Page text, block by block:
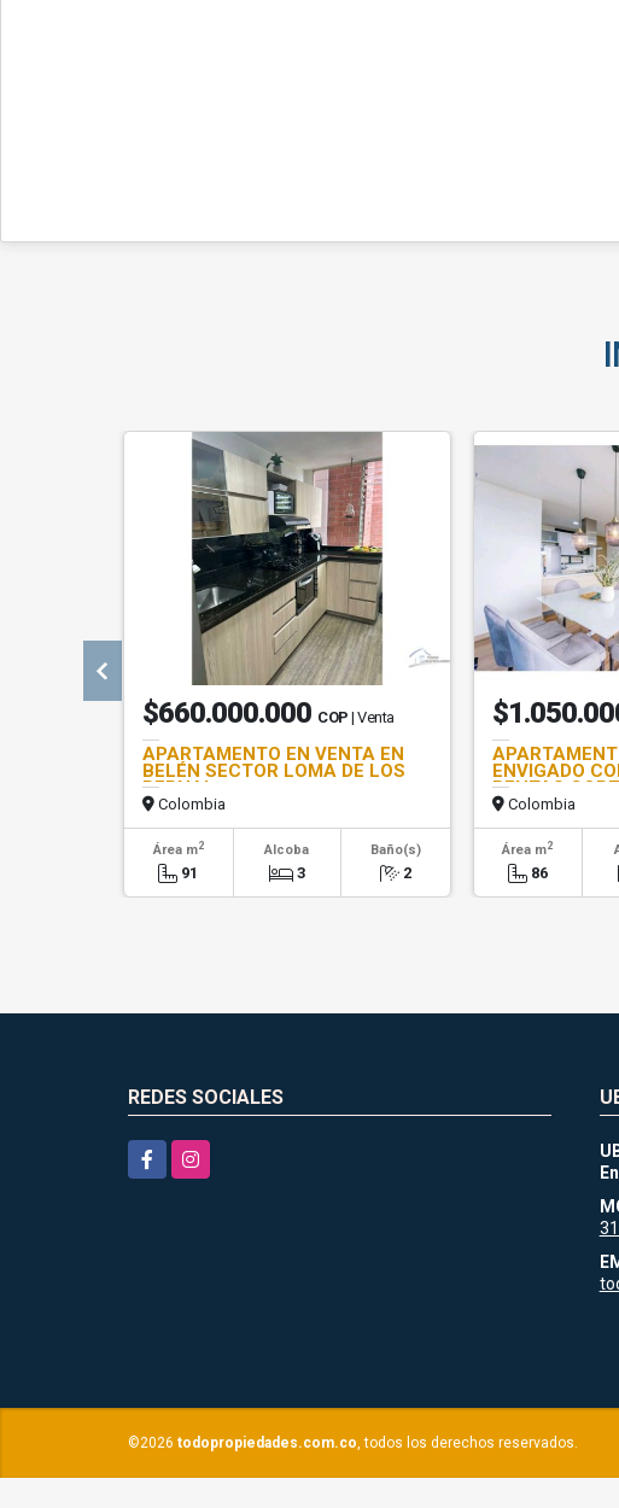
$660.000.000 COP | Venta
APARTAMENTO EN VENTA EN
BELÉN SECTOR LOMA DE LOS
BERNAL
Colombia
Área m2
91
Alcoba
3
Baño(s)
2
ENVIGADO
RENTAS
Colombia
Área m2
86
REDES SOCIALES
FacebookInstagram
©2026 todopropiedades.com.co, todos los derechos reservados.